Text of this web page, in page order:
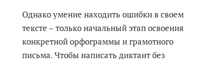
Однако умение находить ошибки в своем
тексте – только начальный этап освоения
конкретной орфограммы и грамотного
письма. Чтобы написать диктант без